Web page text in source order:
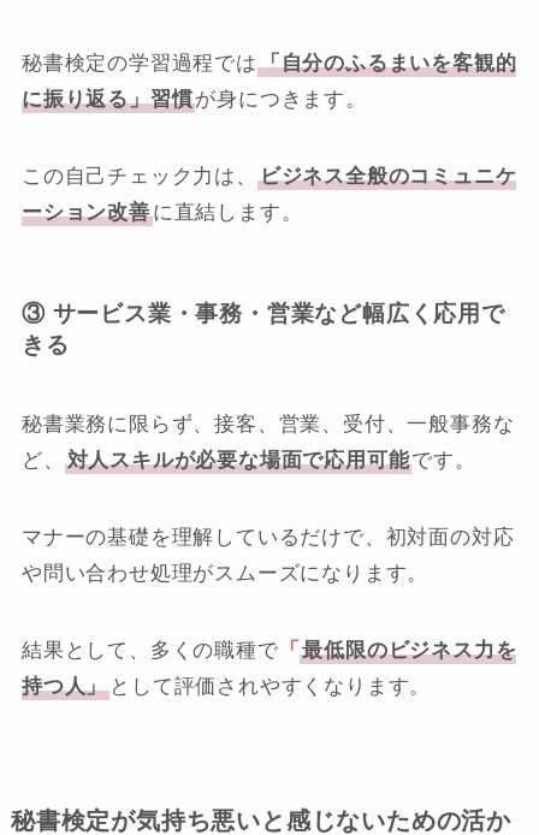
秘書検定の学習過程では「自分のふるまいを客観的
に振り返る」習慣が身につきます。
この自己チェック力は、
ビジネス全般のコミュニケ
ーション改善に直結します。
③ サービス業・事務・営業など幅広く応用で
きる
秘書業務に限らず、接客、営業、受付、一般事務な
ど、
対人スキルが必要な場面で応用可能です。
マナーの基礎を理解しているだけで、初対面の対応
や問い合わせ処理がスムーズになります。
結果として、多くの職種で 「最低限のビジネス力を
持つ人」 として評価されやすくなります。
秘書検定が気持ち悪いと感じないための活か